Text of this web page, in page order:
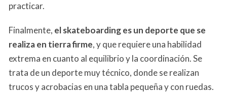
practicar.
Finalmente, el skateboarding es un deporte que se
realiza en tierra firme, y que requiere una habilidad
extrema en cuanto al equilibrio y la coordinación. Se
trata de un deporte muy técnico, donde se realizan
trucos y acrobacias en una tabla pequeña y con ruedas.